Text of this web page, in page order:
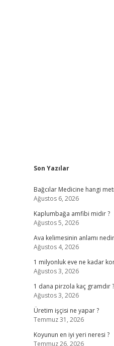
Sidebar
Son Yazılar
Bağcılar Medicine hangi
Ağustos 6, 2026
Kaplumbağa amfibi midir ?
Ağustos 5, 2026
Ava kelimesinin anlamı
Ağustos 4, 2026
1 milyonluk eve ne kadar
Ağustos 3, 2026
1 dana pirzola kaç gramdır ?
Ağustos 3, 2026
Üretim işçisi ne yapar ?
Temmuz 31, 2026
Koyunun en iyi yeri neresi ?
Temmuz 26, 2026